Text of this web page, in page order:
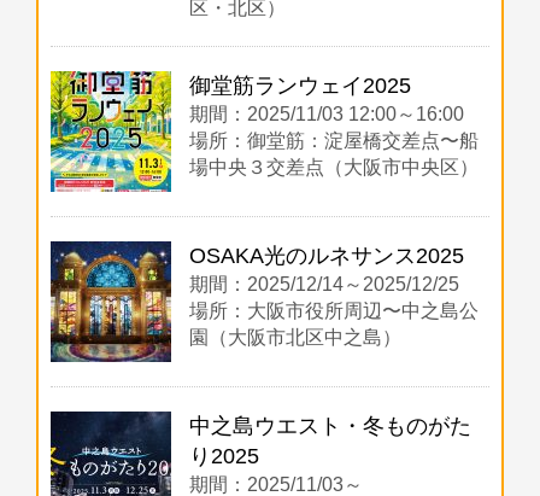
区・北区）
御堂筋ランウェイ2025
期間：2025/11/03 12:00～16:00
場所：御堂筋：淀屋橋交差点〜船
場中央３交差点（大阪市中央区）
OSAKA光のルネサンス2025
期間：2025/12/14～2025/12/25
場所：大阪市役所周辺〜中之島公
園（大阪市北区中之島）
中之島ウエスト・冬ものがた
り2025
期間：2025/11/03～